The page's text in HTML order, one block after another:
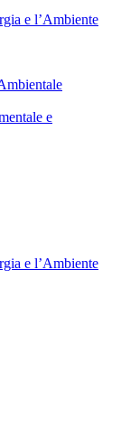
e l’Ambiente
e
e l’Ambiente